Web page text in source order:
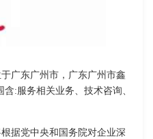
广东广州市，广东广州市鑫
:服务相关业务、技术咨询、
据党中央和国务院对企业深